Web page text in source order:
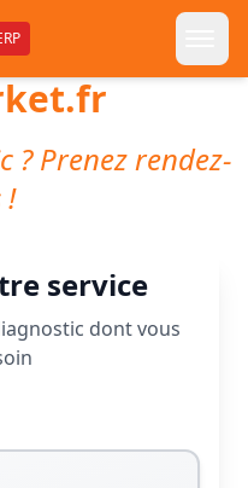
? Prenez rendez-
!
service
dont vous